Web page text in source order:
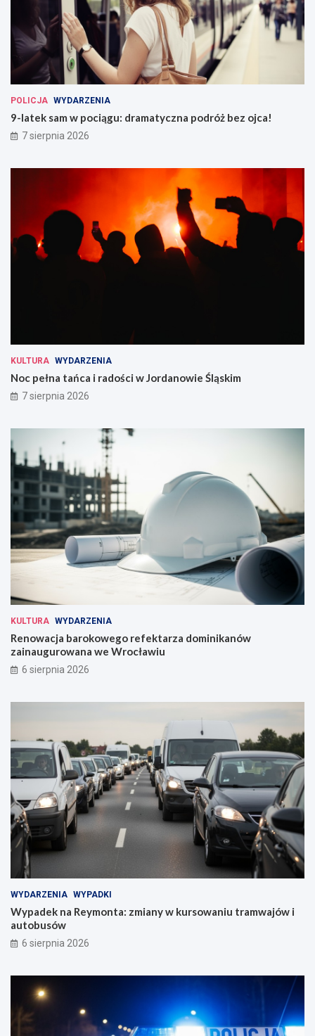
POLICJA WYDARZENIA
9-latek sam w pociągu: dramatyczna podróż bez ojca!
7 sierpnia 2026
KULTURA WYDARZENIA
Noc pełna tańca i radości w Jordanowie Śląskim
7 sierpnia 2026
KULTURA WYDARZENIA
Renowacja barokowego refektarza dominikanów
zainaugurowana we Wrocławiu
6 sierpnia 2026
WYDARZENIA WYPADKI
Wypadek na Reymonta: zmiany w kursowaniu tramwajów i
autobusów
6 sierpnia 2026